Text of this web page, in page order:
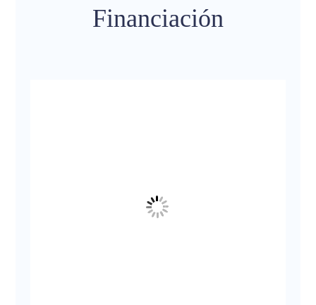
Financiación